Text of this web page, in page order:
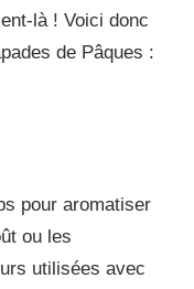
là ! Voici donc
de Pâques :
pour aromatiser
ou les
utilisées avec